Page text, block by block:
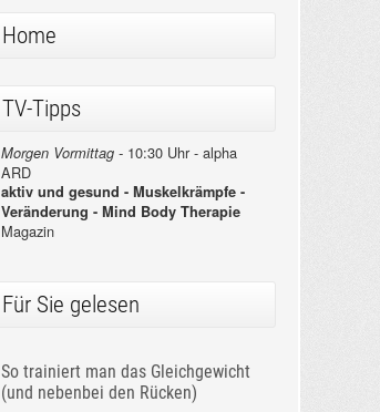
Home
TV-Tipps
Morgen Vormittag -10:30 Uhr - alpha
ARD
aktiv und gesund - Muskelkrämpfe -
Veränderung - Mind Body Therapie
Magazin
Für Sie gelesen
So trainiert man das Gleichgewicht
(und nebenbei den Rücken)